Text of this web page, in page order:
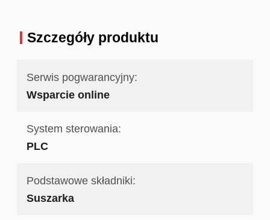
Szczegóły produktu
Serwis pogwarancyjny:
Wsparcie online
System sterowania:
PLC
Podstawowe składniki:
Suszarka